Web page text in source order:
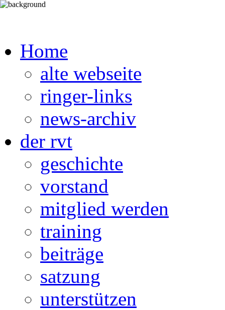
Home
alte webseite
ringer-links
news-archiv
der rvt
geschichte
vorstand
mitglied werden
training
beiträge
satzung
unterstützen